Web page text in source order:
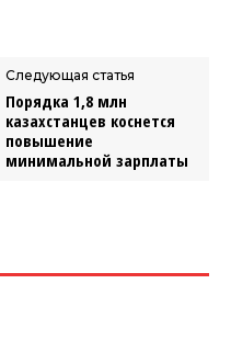
Следующая статья
Порядка 1,8 млн
казахстанцев коснется
повышение
минимальной зарплаты